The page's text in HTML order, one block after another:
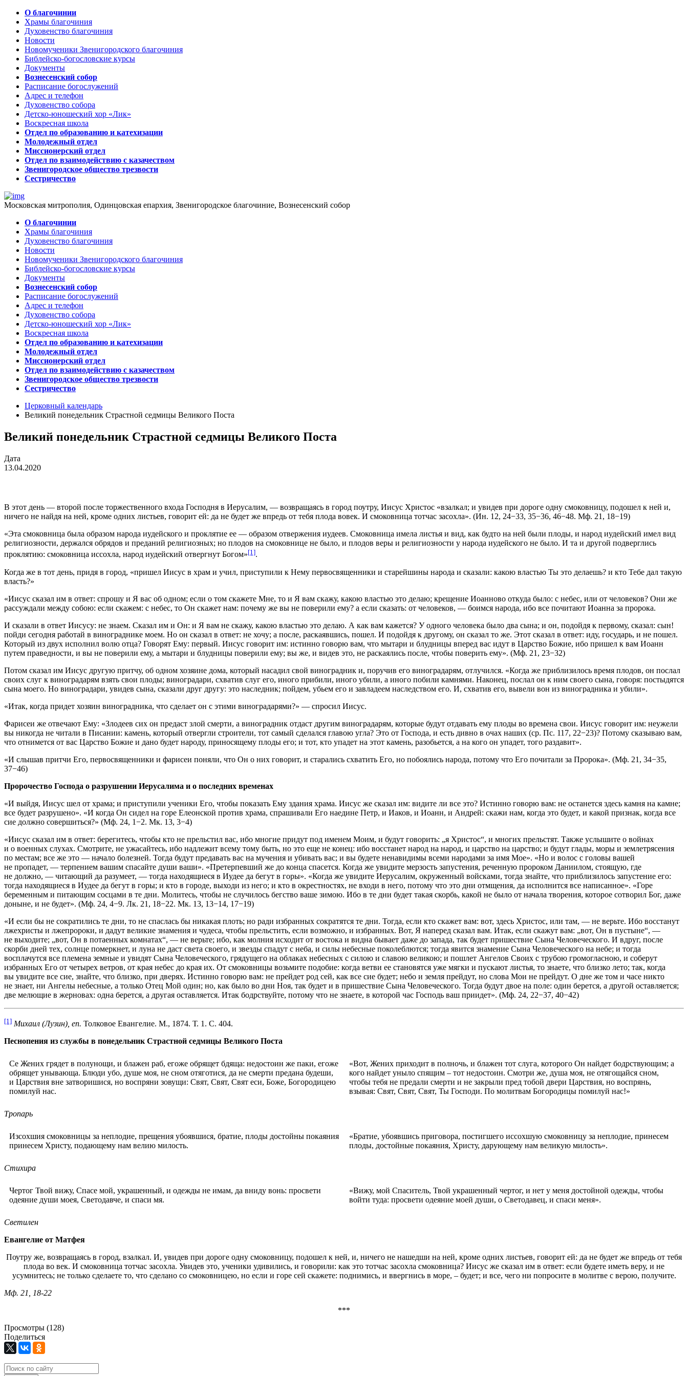
О благочинии
Храмы благочиния
Духовенство благочиния
Новости
Новомученики Звенигородского благочиния
Библейско-богословские курсы
Документы
Вознесенский собор
Расписание богослужений
Адрес и телефон
Духовенство собора
Детско-юношеский хор «Лик»
Воскресная школа
Отдел по образованию и катехизации
Молодежный отдел
Миссионерский отдел
Отдел по взаимодействию с казачеством
Звенигородское общество трезвости
Сестричество
Московская митрополия, Одинцовская епархия, Звенигородское благочиние, Вознесенский собор
О благочинии
Храмы благочиния
Духовенство благочиния
Новости
Новомученики Звенигородского благочиния
Библейско-богословские курсы
Документы
Вознесенский собор
Расписание богослужений
Адрес и телефон
Духовенство собора
Детско-юношеский хор «Лик»
Воскресная школа
Отдел по образованию и катехизации
Молодежный отдел
Миссионерский отдел
Отдел по взаимодействию с казачеством
Звенигородское общество трезвости
Сестричество
Церковный календарь
Великий понедельник Страстной седмицы Великого Поста
Великий понедельник Страстной седмицы Великого Поста
Дата
13.04.2020
В этот день — второй после торжественного входа Господня в Иерусалим, — возвращаясь в город поутру, Иисус Христос «взалкал; и увидев при дороге одну смоковницу, подошел к ней и,
ничего не найдя на ней, кроме одних листьев, говорит ей: да не будет же впредь от тебя плода вовек. И смоковница тотчас засохла». (Ин. 12, 24−33, 35−36, 46−48. Мф. 21, 18−19)
«Эта смоковница была образом народа иудейского и проклятие ее — образом отвержения иудеев. Смоковница имела листья и вид, как будто на ней были плоды, и народ иудейский имел вид
религиозности, держался обрядов и преданий религиозных; но плодов на смоковнице не было, и плодов веры и религиозности у народа иудейского не было. И та и другой подверглись
проклятию: смоковница иссохла, народ иудейский отвергнут Богом»[1].
Когда же в тот день, придя в город, «пришел Иисус в храм и учил, приступили к Нему первосвященники и старейшины народа и сказали: какою властью Ты это делаешь? и кто Тебе дал такую
власть?»
«Иисус сказал им в ответ: спрошу и Я вас об одном; если о том скажете Мне, то и Я вам скажу, какою властью это делаю; крещение Иоанново откуда было: с небес, или от человеков? Они же
рассуждали между собою: если скажем: с небес, то Он скажет нам: почему же вы не поверили ему? а если сказать: от человеков, — боимся народа, ибо все почитают Иоанна за пророка.
И сказали в ответ Иисусу: не знаем. Сказал им и Он: и Я вам не скажу, какою властью это делаю. А как вам кажется? У одного человека было два сына; и он, подойдя к первому, сказал: сын!
пойди сегодня работай в винограднике моем. Но он сказал в ответ: не хочу; а после, раскаявшись, пошел. И подойдя к другому, он сказал то же. Этот сказал в ответ: иду, государь, и не пошел.
Который из двух исполнил волю отца? Говорят Ему: первый. Иисус говорит им: истинно говорю вам, что мытари и блудницы вперед вас идут в Царство Божие, ибо пришел к вам Иоанн
путем праведности, и вы не поверили ему, а мытари и блудницы поверили ему; вы же, и видев это, не раскаялись после, чтобы поверить ему». (Мф. 21, 23−32)
Потом сказал им Иисус другую притчу, об одном хозяине дома, который насадил свой виноградник и, поручив его виноградарям, отлучился. «Когда же приблизилось время плодов, он послал
своих слуг к виноградарям взять свои плоды; виноградари, схватив слуг его, иного прибили, иного убили, а иного побили камнями. Наконец, послал он к ним своего сына, говоря: постыдятся
сына моего. Но виноградари, увидев сына, сказали друг другу: это наследник; пойдем, убьем его и завладеем наследством его. И, схватив его, вывели вон из виноградника и убили».
«Итак, когда придет хозяин виноградника, что сделает он с этими виноградарями?» — спросил Иисус.
Фарисеи же отвечают Ему: «Злодеев сих он предаст злой смерти, а виноградник отдаст другим виноградарям, которые будут отдавать ему плоды во времена свои. Иисус говорит им: неужели
вы никогда не читали в Писании: камень, который отвергли строители, тот самый сделался главою угла? Это от Господа, и есть дивно в очах наших (ср. Пс. 117, 22−23)? Потому сказываю вам,
что отнимется от вас Царство Божие и дано будет народу, приносящему плоды его; и тот, кто упадет на этот камень, разобьется, а на кого он упадет, того раздавит».
«И слышав притчи Его, первосвященники и фарисеи поняли, что Он о них говорит, и старались схватить Его, но побоялись народа, потому что Его почитали за Пророка». (Мф. 21, 34−35,
37−46)
Пророчество Господа о разрушении Иерусалима и о последних временах
«И выйдя, Иисус шел от храма; и приступили ученики Его, чтобы показать Ему здания храма. Иисус же сказал им: видите ли все это? Истинно говорю вам: не останется здесь камня на камне;
все будет разрушено». «И когда Он сидел на горе Елеонской против храма, спрашивали Его наедине Петр, и Иаков, и Иоанн, и Андрей: скажи нам, когда это будет, и какой признак, когда все
сие должно совершиться?» (Мф. 24, 1−2. Мк. 13, 3−4)
«Иисус сказал им в ответ: берегитесь, чтобы кто не прельстил вас, ибо многие придут под именем Моим, и будут говорить: „я Христос“, и многих прельстят. Также услышите о войнах
и о военных слухах. Смотрите, не ужасайтесь, ибо надлежит всему тому быть, но это еще не конец: ибо восстанет народ на народ, и царство на царство; и будут глады, моры и землетрясения
по местам; все же это — начало болезней. Тогда будут предавать вас на мучения и убивать вас; и вы будете ненавидимы всеми народами за имя Мое». «Но и волос с головы вашей
не пропадет, — терпением вашим спасайте души ваши». «Претерпевший же до конца спасется. Когда же увидите мерзость запустения, реченную пророком Даниилом, стоящую, где
не должно, — читающий да разумеет, — тогда находящиеся в Иудее да бегут в горы». «Когда же увидите Иерусалим, окруженный войсками, тогда знайте, что приблизилось запустение его:
тогда находящиеся в Иудее да бегут в горы; и кто в городе, выходи из него; и кто в окрестностях, не входи в него, потому что это дни отмщения, да исполнится все написанное». «Горе
беременным и питающим сосцами в те дни. Молитесь, чтобы не случилось бегство ваше зимою. Ибо в те дни будет такая скорбь, какой не было от начала творения, которое сотворил Бог, даже
доныне, и не будет». (Мф. 24, 4−9. Лк. 21, 18−22. Мк. 13, 13−14, 17−19)
«И если бы не сократились те дни, то не спаслась бы никакая плоть; но ради избранных сократятся те дни. Тогда, если кто скажет вам: вот, здесь Христос, или там, — не верьте. Ибо восстанут
лжехристы и лжепророки, и дадут великие знамения и чудеса, чтобы прельстить, если возможно, и избранных. Вот, Я наперед сказал вам. Итак, если скажут вам: „вот, Он в пустыне“, —
не выходите; „вот, Он в потаенных комнатах“, — не верьте; ибо, как молния исходит от востока и видна бывает даже до запада, так будет пришествие Сына Человеческого. И вдруг, после
скорби дней тех, солнце померкнет, и луна не даст света своего, и звезды спадут с неба, и силы небесные поколеблются; тогда явится знамение Сына Человеческого на небе; и тогда
восплачутся все племена земные и увидят Сына Человеческого, грядущего на облаках небесных с силою и славою великою; и пошлет Ангелов Своих с трубою громогласною, и соберут
избранных Его от четырех ветров, от края небес до края их. От смоковницы возьмите подобие: когда ветви ее становятся уже мягки и пускают листья, то знаете, что близко лето; так, когда
вы увидите все сие, знайте, что близко, при дверях. Истинно говорю вам: не прейдет род сей, как все сие будет; небо и земля прейдут, но слова Мои не прейдут. О дне же том и часе никто
не знает, ни Ангелы небесные, а только Отец Мой один; но, как было во дни Ноя, так будет и в пришествие Сына Человеческого. Тогда будут двое на поле: один берется, а другой оставляется;
две мелющие в жерновах: одна берется, а другая оставляется. Итак бодрствуйте, потому что не знаете, в которой час Господь ваш приидет». (Мф. 24, 22−37, 40−42)
[1] Михаил (Лузин), еп. Толковое Евангелие. М., 1874. Т. 1. С. 404.
Песнопения из службы в понедельник Страстной седмицы Великого Поста
Се Жених грядет в полунощи, и блажен раб, егоже обрящет бдяща: недостоин же паки, егоже
обрящет унывающа. Блюди убо, душе моя, не сном отяготися, да не смерти предана будеши,
и Царствия вне затворишися, но воспряни зовущи: Свят, Свят, Свят еси, Боже, Богородицею
помилуй нас.
«Вот, Жених приходит в полночь, и блажен тот слуга, которого Он найдет бодрствующим; а
кого найдет уныло спящим – тот недостоин. Смотри же, душа моя, не отягощайся сном,
чтобы тебя не предали смерти и не закрыли пред тобой двери Царствия, но воспрянь,
взывая: Свят, Свят, Свят, Ты Господи. По молитвам Богородицы помилуй нас!»
Тропарь
Изсохшия смоковницы за неплодие, прещения убоявшися, братие, плоды достойны покаяния
принесем Христу, подающему нам велию милость.
«Братие, убоявшись приговора, постигшего иссохшую смоковницу за неплодие, принесем
плоды, достойные покаяния, Христу, дарующему нам великую милость».
Стихира
Чертог Твой вижу, Спасе мой, украшенный, и одежды не имам, да вниду вонь: просвети
одеяние души моея, Светодавче, и спаси мя.
«Вижу, мой Спаситель, Твой украшенный чертог, и нет у меня достойной одежды, чтобы
войти туда: просвети одеяние моей души, о Светодавец, и спаси меня».
Светилен
Евангелие от Матфея
Поутру же, возвращаясь в город, взалкал. И, увидев при дороге одну смоковницу, подошел к ней, и, ничего не нашедши на ней, кроме одних листьев, говорит ей: да не будет же впредь от тебя
плода во век. И смоковница тотчас засохла. Увидев это, ученики удивились, и говорили: как это тотчас засохла смоковница? Иисус же сказал им в ответ: если будете иметь веру, и не
усумнитесь; не только сделаете то, что сделано со смоковницею, но если и горе сей скажете: поднимись, и ввергнись в море, – будет; и все, чего ни попросите в молитве с верою, получите.
Мф. 21, 18-22
***
Просмотры (128)
Поделиться